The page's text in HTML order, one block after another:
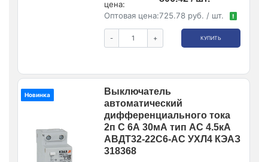
цена:
Оптовая цена:725.78 руб. / шт. !
- + КУПИТЬ
Новинка
Выключатель
автоматический
дифференциального тока
2п C 6А 30мА тип AC 4.5кА
АВДТ32-22C6-AC УХЛ4 КЭАЗ
318368